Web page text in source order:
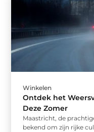
Winkelen
Ontdek het
Deze Zomer
Maastricht, de
bekend om zijn rijke